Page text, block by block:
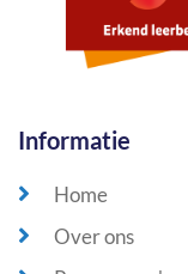
Informatie
Home
Over ons